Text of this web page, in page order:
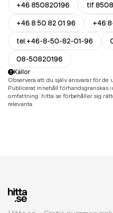
+46 850820196
tlf
+46 8 50 82 01 96
+46
tel:+46-8-50-82-01-96
08-50820196
Källor
Observera att du själv ansvarar för
Publicerat innehåll förhandsgranskas
omfattning. hitta.se förbehåller sig
relevanta.